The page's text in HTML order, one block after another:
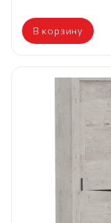
В корзину